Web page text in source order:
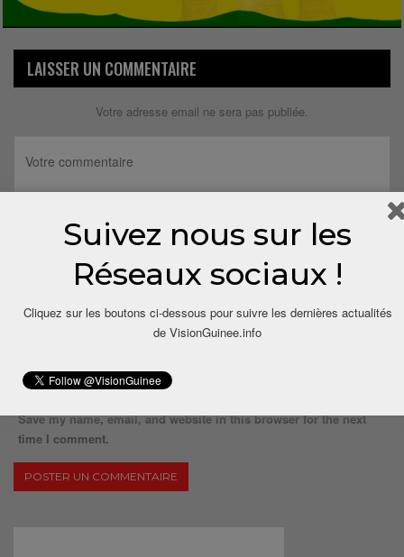
LAISSER UN COMMENTAIRE
Votre adresse email ne sera pas publiée.
Save my name, email, and website in this browser for the next
time I comment.
Suivez nous sur les
Réseaux sociaux !
Cliquez sur les boutons ci-dessous pour suivre les dernières actualités
de VisionGuinee.info